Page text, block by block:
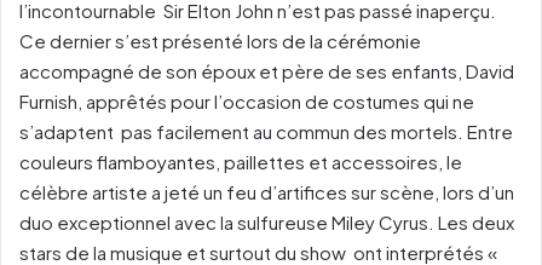
l’incontournable Sir Elton John n’est pas passé inaperçu.
Ce dernier s’est présenté lors de la cérémonie
accompagné de son époux et père de ses enfants, David
Furnish, apprêtés pour l’occasion de costumes qui ne
s’adaptent pas facilement au commun des mortels. Entre
couleurs flamboyantes, paillettes et accessoires, le
célèbre artiste a jeté un feu d’artifices sur scène, lors d’un
duo exceptionnel avec la sulfureuse Miley Cyrus. Les deux
stars de la musique et surtout du show ont interprétés «